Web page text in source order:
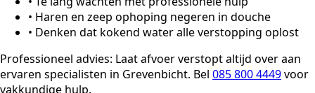
• Haren en zeep ophoping negeren in douche
• Denken dat kokend water alle verstopping oplost
Professioneel advies: Laat afvoer verstopt altijd over aan
ervaren specialisten in Grevenbicht. Bel 085 800 4449voor
vakkundige hulp.